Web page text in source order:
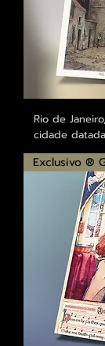
Rio de
cidade
Exclusivo ®